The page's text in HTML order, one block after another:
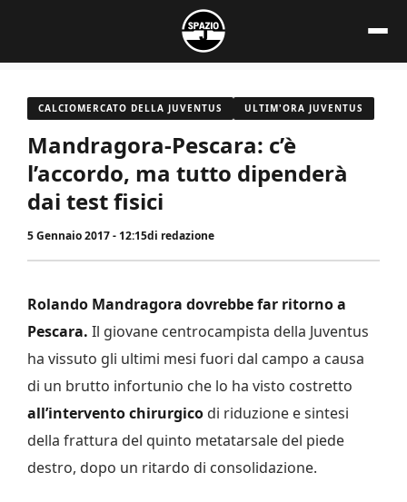
contenuto
CALCIOMERCATO DELLA JUVENTUS ULTIM'ORA JUVENTUS
Mandragora-Pescara: c’è
l’accordo, ma tutto dipenderà
dai test fisici
5 Gennaio 2017 - 12:15di redazione
Rolando Mandragora dovrebbe far ritorno a
Pescara. Il giovane centrocampista della Juventus
ha vissuto gli ultimi mesi fuori dal campo a causa
di un brutto infortunio che lo ha visto costretto
all’intervento chirurgico di riduzione e sintesi
della frattura del quinto metatarsale del piede
destro, dopo un ritardo di consolidazione.